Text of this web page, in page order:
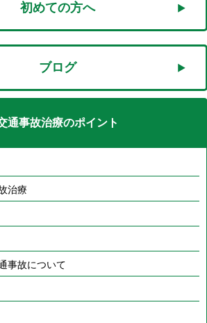
初めての方へ
ブログ
通事故治療のポイント
治療
事故について